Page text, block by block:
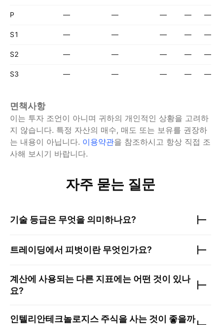
P — — — — —
S1 — — — — —
S2 — — — — —
S3 — — — — —
면책사항
이는 투자 조언이 아니며 귀하의 개인적인 상황을 고려하
지 않습니다. 특정 자산의 매수, 매도 또는 보유를 권장하
는 내용이 아닙니다. 이용약관을 참조하시고 항상 직접 조
사해 보시기 바랍니다.
자주 묻는 질문
기술 등급은 무엇을 의미하나요?
트레이딩에서 피벗이란 무엇인가요?
계산에 사용되는 다른 지표에는 어떤 것이 있나
요?
인텔리안테크놀로지스 주식을 사는 것이 좋을까